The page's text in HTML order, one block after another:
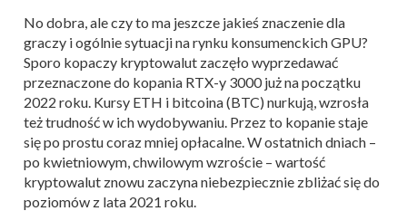
No dobra, ale czy to ma jeszcze jakieś znaczenie dla
graczy i ogólnie sytuacji na rynku konsumenckich GPU?
Sporo kopaczy kryptowalut zaczęło wyprzedawać
przeznaczone do kopania RTX-y 3000 już na początku
2022 roku. Kursy ETH i bitcoina (BTC) nurkują, wzrosła
też trudność w ich wydobywaniu. Przez to kopanie staje
się po prostu coraz mniej opłacalne. W ostatnich dniach –
po kwietniowym, chwilowym wzroście – wartość
kryptowalut znowu zaczyna niebezpiecznie zbliżać się do
poziomów z lata 2021 roku.